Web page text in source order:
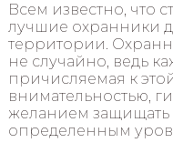
Всем известно, что
лучшие охранники
территории.
не случайно, ведь
причисляемая к
внимательностью,
желанием
определенным